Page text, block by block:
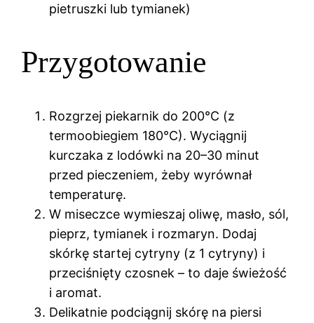
pietruszki lub tymianek)
Przygotowanie
Rozgrzej piekarnik do 200°C (z
termoobiegiem 180°C). Wyciągnij
kurczaka z lodówki na 20–30 minut
przed pieczeniem, żeby wyrównał
temperaturę.
W miseczce wymieszaj oliwę, masło, sól,
pieprz, tymianek i rozmaryn. Dodaj
skórkę startej cytryny (z 1 cytryny) i
przeciśnięty czosnek – to daje świeżość
i aromat.
Delikatnie podciągnij skórę na piersi